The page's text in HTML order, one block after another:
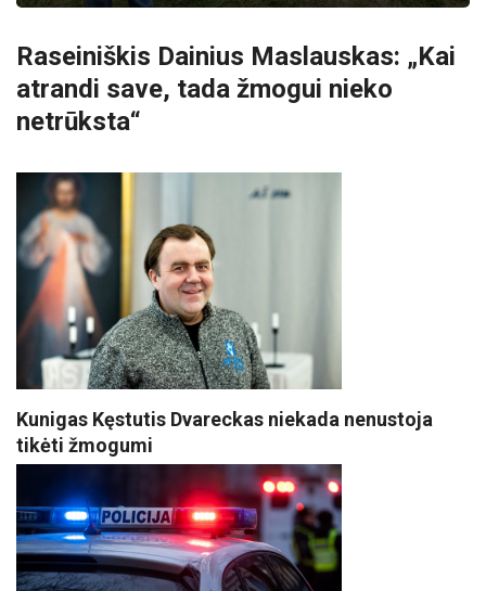
Raseiniškis Dainius Maslauskas: „Kai
atrandi save, tada žmogui nieko
netrūksta“
Kunigas Kęstutis Dvareckas niekada nenustoja
tikėti žmogumi